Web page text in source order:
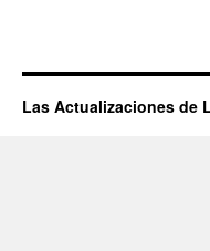
Las Actualizaciones de